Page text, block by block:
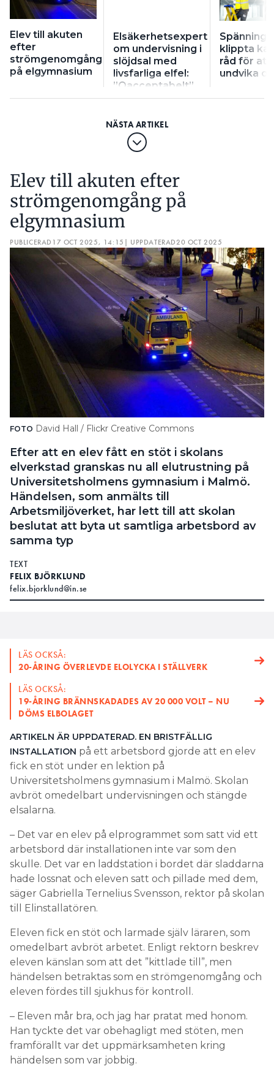
Elev till akuten
efter
strömgenomgång
på elgymnasium
Elsäkerhetsexpert
om undervisning i
slöjdsal med
livsfarliga elfel:
”Oacceptabelt”
klippta
råd för att
undvika
Elev till akuten efter
strömgenomgång på
elgymnasium
PUBLICERAD 17 OCT 2025, 14:15 | UPPDATERAD20 OCT 2025
FOTO David Hall / Flickr Creative Commons
Efter att en elev fått en stöt i skolans
elverkstad granskas nu all elutrustning på
Universitetsholmens gymnasium i Malmö.
Händelsen, som anmälts till
Arbetsmiljöverket, har lett till att skolan
beslutat att byta ut samtliga arbetsbord av
samma typ
TEXT
FELIX BJÖRKLUND
felix.bjorklund@in.se
LÄS OCKSÅ:
20-ÅRING ÖVERLEVDE ELOLYCKA I STÄLLVERK
LÄS OCKSÅ:
19-ÅRING BRÄNNSKADADES AV 20 000 VOLT – NU
DÖMS ELBOLAGET
ARTIKELN ÄR UPPDATERAD. EN BRISTFÄLLIG
INSTALLATION på ett arbetsbord gjorde att en elev
fick en stöt under en lektion på
Universitetsholmens gymnasium i Malmö. Skolan
avbröt omedelbart undervisningen och stängde
elsalarna.
– Det var en elev på elprogrammet som satt vid ett
arbetsbord där installationen inte var som den
skulle. Det var en laddstation i bordet där sladdarna
hade lossnat och eleven satt och pillade med dem,
säger Gabriella Ternelius Svensson, rektor på skolan
till Elinstallatören.
Eleven fick en stöt och larmade själv läraren, som
omedelbart avbröt arbetet. Enligt rektorn beskrev
eleven känslan som att det ”kittlade till”, men
händelsen betraktas som en strömgenomgång och
eleven fördes till sjukhus för kontroll.
– Eleven mår bra, och jag har pratat med honom.
Han tyckte det var obehagligt med stöten, men
framförallt var det uppmärksamheten kring
händelsen som var jobbig.